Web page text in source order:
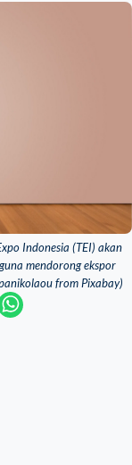
Indonesia (TEI) akan
mendorong ekspor
from Pixabay)